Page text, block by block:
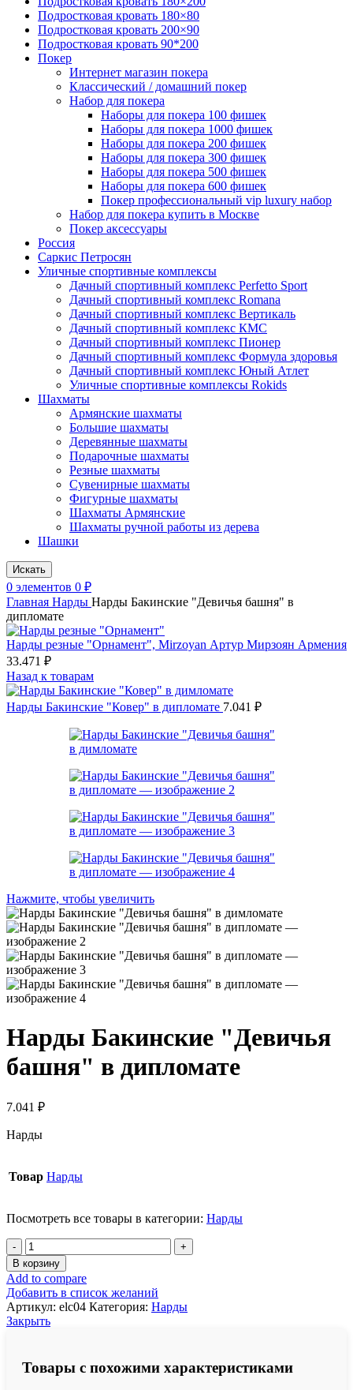
Подростковая кровать 180×80
Подростковая кровать 200×90
Подростковая кровать 90*200
Покер
Интернет магазин покера
Классический / домашний покер
Набор для покера
Наборы для покера 100 фишек
Наборы для покера 1000 фишек
Наборы для покера 200 фишек
Наборы для покера 300 фишек
Наборы для покера 500 фишек
Наборы для покера 600 фишек
Покер профессиональный vip luxury набор
Набор для покера купить в Москве
Покер аксессуары
Россия
Саркис Петросян
Уличные спортивные комплексы
Дачный спортивный комплекс Perfetto Sport
Дачный спортивный комплекс Romana
Дачный спортивный комплекс Вертикаль
Дачный спортивный комплекс КМС
Дачный спортивный комплекс Пионер
Дачный спортивный комплекс Формула здоровья
Дачный спортивный комплекс Юный Атлет
Уличные спортивные комплексы Rokids
Шахматы
Армянские шахматы
Большие шахматы
Деревянные шахматы
Подарочные шахматы
Резные шахматы
Сувенирные шахматы
Фигурные шахматы
Шахматы Армянские
Шахматы ручной работы из дерева
Шашки
Искать
0 элементов 0 ₽
Главная Нарды Нарды Бакинские "Девичья башня" в
дипломате
Нарды резные "Орнамент", Mirzoyan Артур Мирзоян Армения
33.471 ₽
Назад к товарам
Нарды Бакинские "Ковер" в дипломате 7.041 ₽
Нажмите, чтобы увеличить
Нарды Бакинские "Девичья
башня" в дипломате
7.041 ₽
Нарды
Товар Нарды
Посмотреть все товары в категории: Нарды
Количество
товара
Нарды
Бакинские
"Девичья
башня"
в
В корзину
Add to compare
Добавить в список желаний
Артикул: elc04 Категория: Нарды
Закрыть
Товары с похожими характеристиками